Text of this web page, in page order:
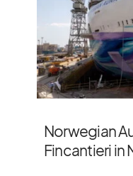
Norwegian
Fincantieri in